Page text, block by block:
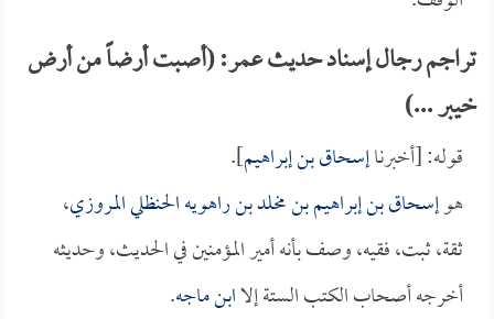
تراجم رجال إسناد حديث عمر: (أصبت أرضاً من أرض
خيبر ...)
قوله: [أخبرناإسحاق بن إبراهيم].
هوإسحاق بن إبراهيم بن مخلد بن راهويه الحنظلي المروزي،
ثقة، ثبت، فقيه، وصف بأنه أمير المؤمنين في الحديث، وحديثه
أخرجه أصحاب الكتب الستة إلاابن ماجه.